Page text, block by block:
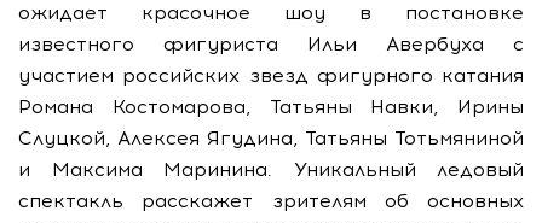
ожидает красочное шоу в постановке
известного фигуриста Ильи Авербуха с
участием российских звезд фигурного катания
Романа Костомарова, Татьяны Навки, Ирины
Слуцкой, Алексея Ягудина, Татьяны Тотьмяниной
и Максима Маринина. Уникальный ледовый
спектакль расскажет зрителям об основных